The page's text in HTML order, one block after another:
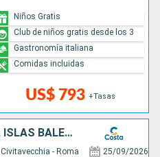
US$ 793 +Tasas
Niños Gratis
Club de niños gratis desde los 3
Gastronomía italiana
Comidas incluidas
ITALIA, FRANCIA, ESPAÑA, ISLAS BALEARES
Civitavecchia - Roma 25/09/2026